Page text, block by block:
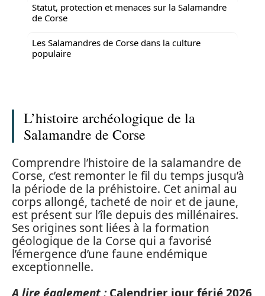
Statut, protection et menaces sur la Salamandre
de Corse
Les Salamandres de Corse dans la culture
populaire
L’histoire archéologique de la
Salamandre de Corse
Comprendre l’histoire de la salamandre de
Corse, c’est remonter le fil du temps jusqu’à
la période de la préhistoire. Cet animal au
corps allongé, tacheté de noir et de jaune,
est présent sur l’île depuis des millénaires.
Ses origines sont liées à la formation
géologique de la Corse qui a favorisé
l’émergence d’une faune endémique
exceptionnelle.